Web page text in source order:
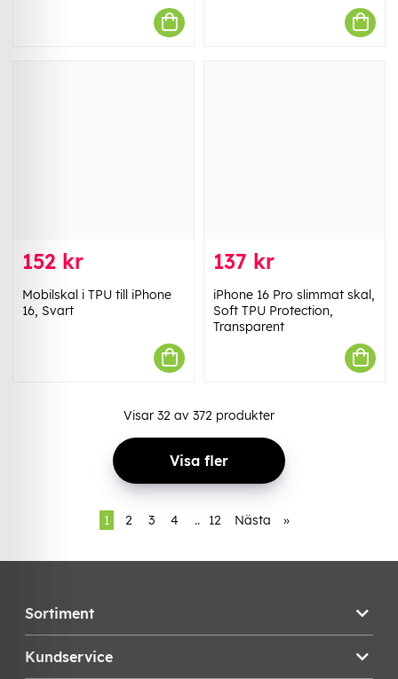
152 kr
Mobilskal i TPU till iPhone
16, Svart
137 kr
iPhone 16 Pro slimmat skal,
Soft TPU Protection,
Transparent
Visar 32 av 372 produkter
Visa fler
1 2 3 4 .. 12 Nästa »
Sortiment
Kundservice